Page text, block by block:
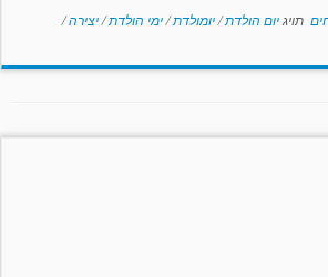
תויגיום הולדת/יומולדת/ימי הולדת/יצירה/